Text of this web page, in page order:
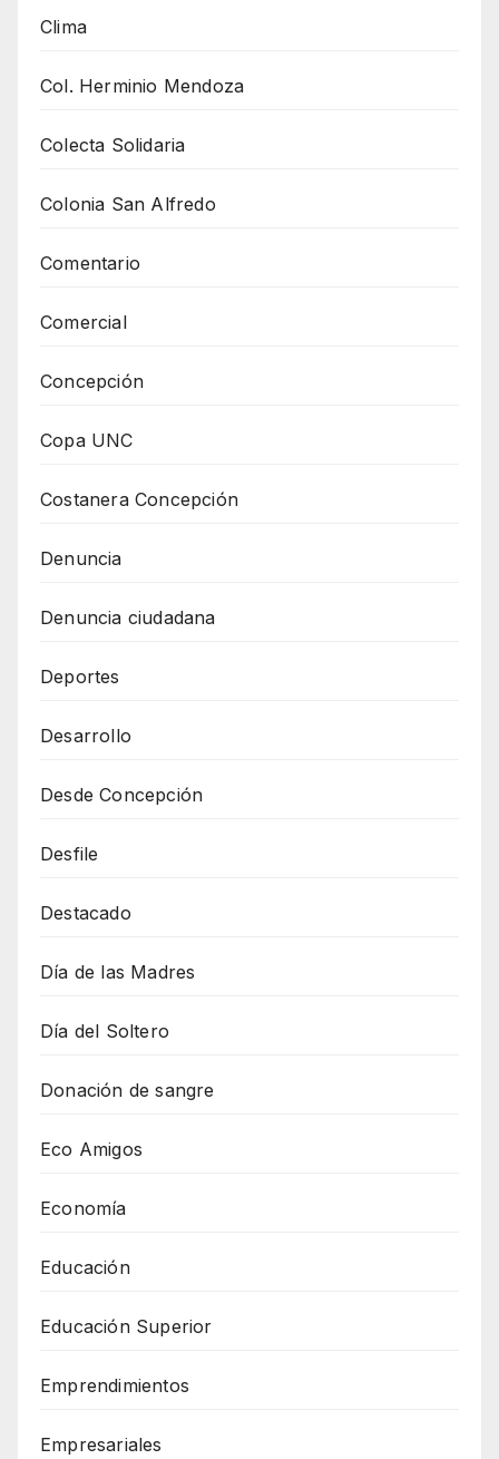
Clima
Col. Herminio Mendoza
Colecta Solidaria
Colonia San Alfredo
Comentario
Comercial
Concepción
Copa UNC
Costanera Concepción
Denuncia
Denuncia ciudadana
Deportes
Desarrollo
Desde Concepción
Desfile
Destacado
Día de las Madres
Día del Soltero
Donación de sangre
Eco Amigos
Economía
Educación
Educación Superior
Emprendimientos
Empresariales